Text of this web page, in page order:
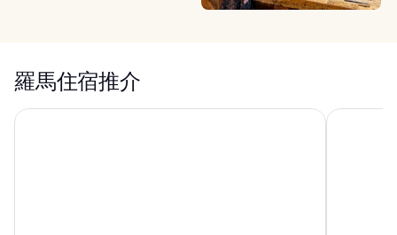
羅馬住宿推介
Aria Palace by OMNIA 酒店 胡羅馬城